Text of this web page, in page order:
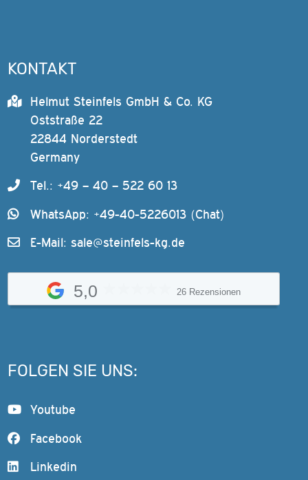
KONTAKT
Helmut Steinfels GmbH & Co. KG
Oststraße 22
22844 Norderstedt
Germany
Tel.: +49 – 40 – 522 60 13
WhatsApp: +49-40-5226013 (Chat)
E-Mail: sale@steinfels-kg.de
5,0 26 Rezensionen
FOLGEN SIE UNS:
Youtube
Facebook
Linkedin